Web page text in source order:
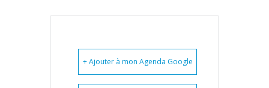
+ Ajouter à mon Agenda Google